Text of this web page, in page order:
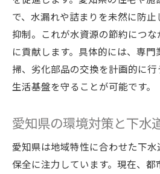
で、水漏れや詰まりを未然に防
抑制。これが水資源の節約につ
に貢献します。具体的には、専
掃、劣化部品の交換を計画的に
生活基盤を守ることが可能です。
愛知県の環境対策と下水
愛知県は地域特性に合わせた下
保全に注力しています。現在、都